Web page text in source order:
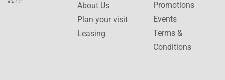
About Us
Plan your visit
Leasing
Promotions
Events
Terms &
Conditions